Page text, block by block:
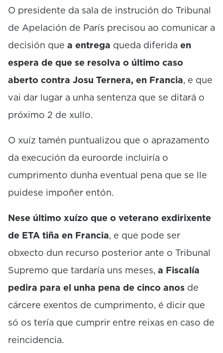
O presidente da sala de instrución do Tribunal
de Apelación de París precisou ao comunicar a
decisión que a entrega queda diferida en
espera de que se resolva o último caso
aberto contra Josu Ternera, en Francia, e que
vai dar lugar a unha sentenza que se ditará o
próximo 2 de xullo.
O xuíz tamén puntualizou que o aprazamento
da execución da euroorde incluiría o
cumprimento dunha eventual pena que se lle
puidese impoñer entón.
Nese último xuízo que o veterano exdirixente
de ETA tiña en Francia, e que pode ser
obxecto dun recurso posterior ante o Tribunal
Supremo que tardaría uns meses, a Fiscalía
pedira para el unha pena de cinco anos de
cárcere exentos de cumprimento, é dicir que
só os tería que cumprir entre reixas en caso de
reincidencia.